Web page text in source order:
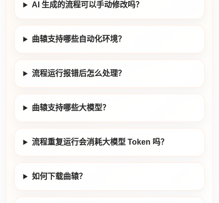
AI 生成的流程可以手动修改吗？
曲辕支持哪些自动化环境？
流程运行报错后怎么处理？
曲辕支持哪些大模型？
流程重复运行会消耗大模型 Token 吗？
如何下载曲辕？